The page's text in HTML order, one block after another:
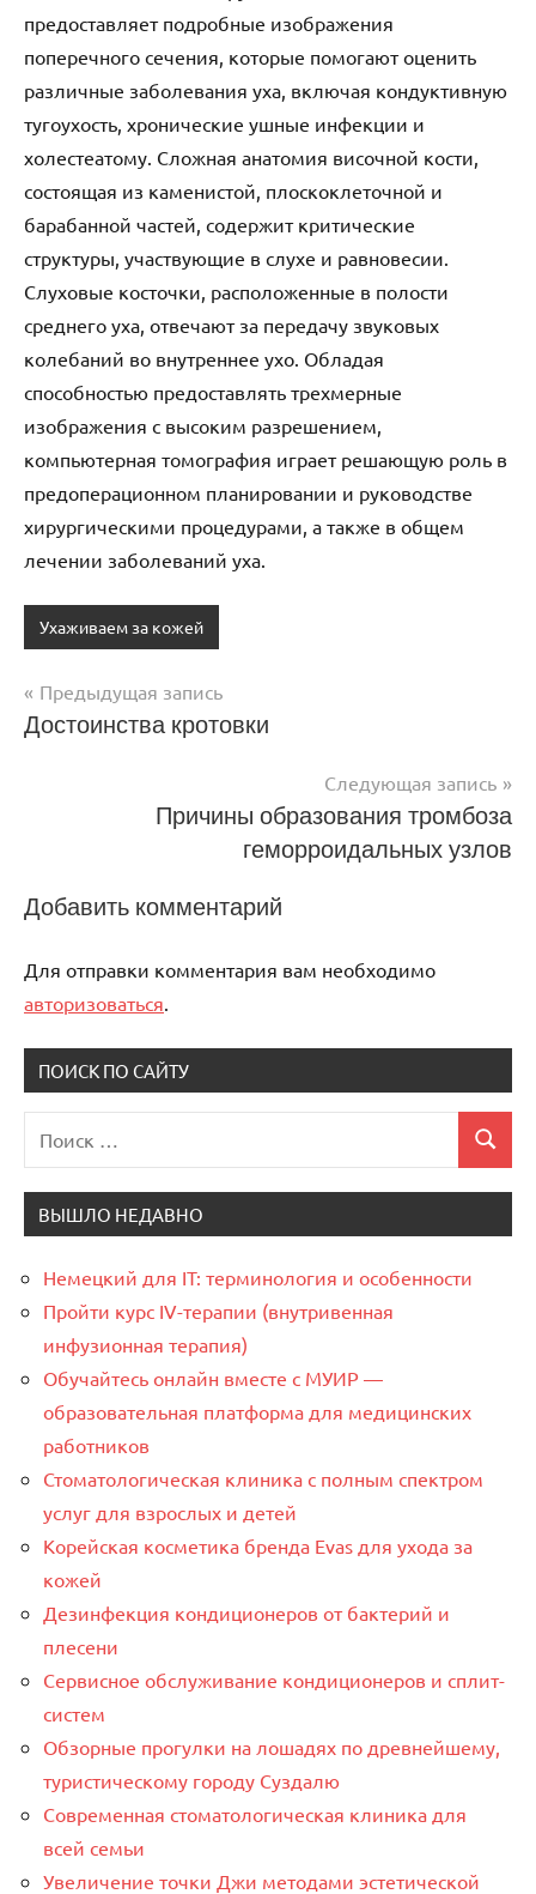
предоставляет подробные изображения
поперечного сечения, которые помогают оценить
различные заболевания уха, включая кондуктивную
тугоухость, хронические ушные инфекции и
холестеатому. Сложная анатомия височной кости,
состоящая из каменистой, плоскоклеточной и
барабанной частей, содержит критические
структуры, участвующие в слухе и равновесии.
Слуховые косточки, расположенные в полости
среднего уха, отвечают за передачу звуковых
колебаний во внутреннее ухо. Обладая
способностью предоставлять трехмерные
изображения с высоким разрешением,
компьютерная томография играет решающую роль в
предоперационном планировании и руководстве
хирургическими процедурами, а также в общем
лечении заболеваний уха.
Ухаживаем за кожей
Навигация
Предыдущая запись
Достоинства кротовки
Следующая запись
Причины образования тромбоза
геморроидальных узлов
Добавить комментарий
Для отправки комментария вам необходимо
авторизоваться
ПОИСК ПО САЙТУ
для:
Поиск
ВЫШЛО НЕДАВНО
Немецкий для IT: терминология и особенности
Пройти курс IV-терапии (внутривенная
инфузионная терапия)
Обучайтесь онлайн вместе с МУИР —
образовательная платформа для медицинских
работников
Стоматологическая клиника с полным спектром
услуг для взрослых и детей
Корейская косметика бренда Evas для ухода за
кожей
Дезинфекция кондиционеров от бактерий и
плесени
Сервисное обслуживание кондиционеров и сплит-
систем
Обзорные прогулки на лошадях по древнейшему,
туристическому городу Суздалю
Современная стоматологическая клиника для
всей семьи
Увеличение точки Джи методами эстетической